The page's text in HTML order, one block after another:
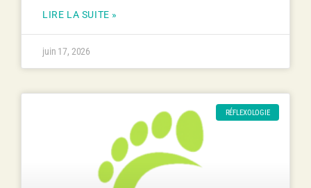
LIRE LA SUITE »
juin 17, 2026
RÉFLEXOLOGIE